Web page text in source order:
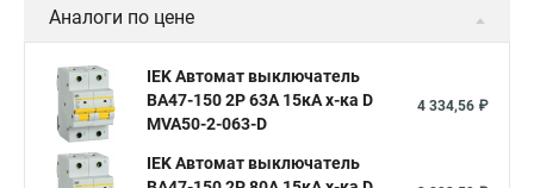
Аналоги по цене
IEK Автомат выключатель
ВА47-150 2Р 63А 15кА х-ка D
MVA50-2-063-D
4 334,56 ₽
IEK Автомат выключатель